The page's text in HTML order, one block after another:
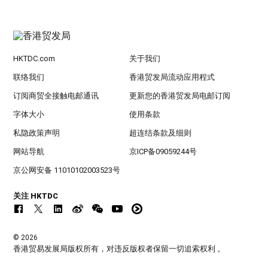
HKTDC.com 关于我们
联络我们 香港贸发局流动应用程式
订阅商贸全接触电邮通讯 更新您的香港贸发局电邮订阅
字体大小 使用条款
私隐政策声明 超连结条款及细则
网站导航 京ICP备09059244号
京公网安备 11010102003523号
关注 HKTDC
© 2026
香港贸易发展局版权所有，对违反版权者保留一切追索权利 。